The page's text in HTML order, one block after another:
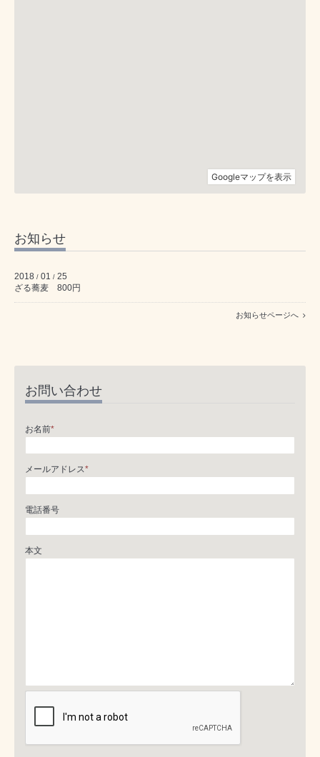
お知らせ
2018 / 01 / 25
ざる蕎麦 800円
お知らせページへ
お問い合わせ
お名前*
メールアドレス*
電話番号
本文